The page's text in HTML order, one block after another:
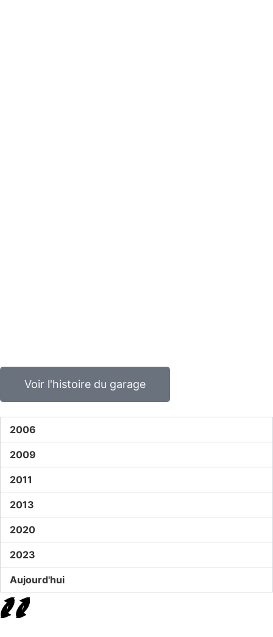
Voir l'histoire du garage
2006
2009
2011
2013
2020
2023
Aujourd'hui